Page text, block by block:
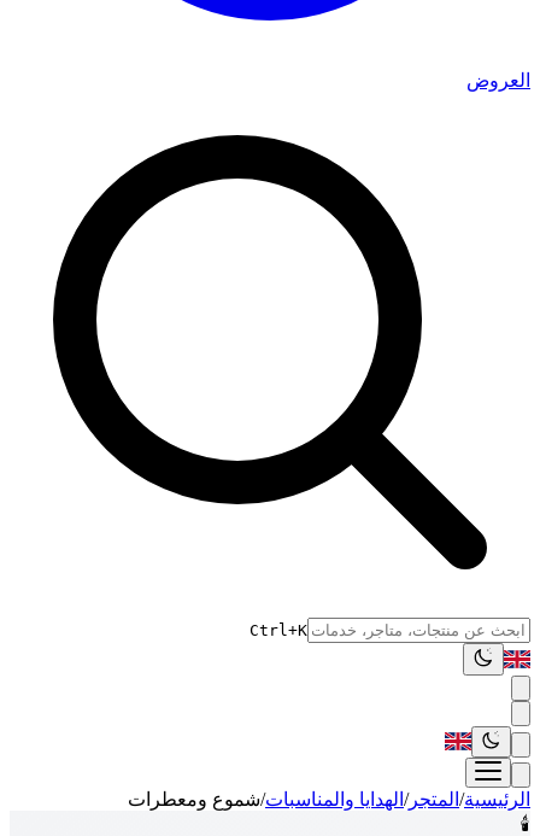
العروض
Ctrl+K
الرئيسية/ المتجر/ الهدايا والمناسبات/شموع ومعطرات
🕯️